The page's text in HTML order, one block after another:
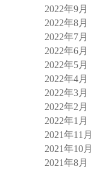
2022年9月
2022年8月
2022年7月
2022年6月
2022年5月
2022年4月
2022年3月
2022年2月
2022年1月
2021年11月
2021年10月
2021年8月